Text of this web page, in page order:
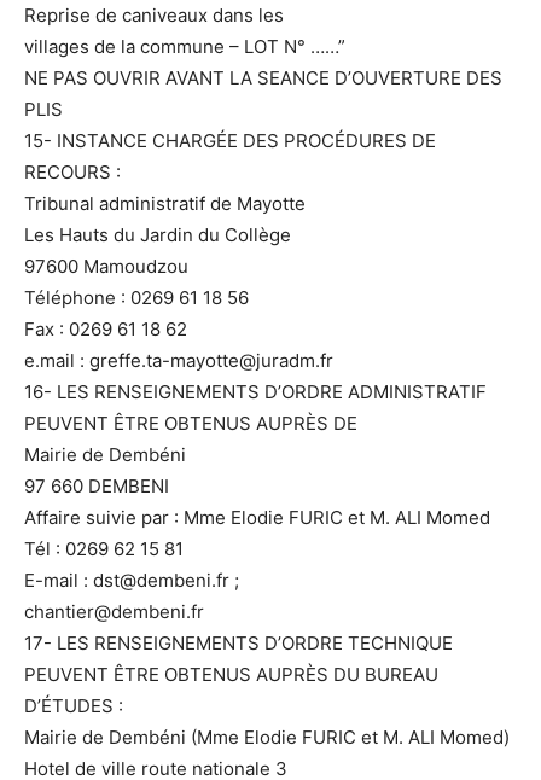
Reprise de caniveaux dans les
villages de la commune – LOT N° ……”
NE PAS OUVRIR AVANT LA SEANCE D’OUVERTURE DES
PLIS
15- INSTANCE CHARGÉE DES PROCÉDURES DE
RECOURS :
Tribunal administratif de Mayotte
Les Hauts du Jardin du Collège
97600 Mamoudzou
Téléphone : 0269 61 18 56
Fax : 0269 61 18 62
e.mail : greffe.ta-mayotte@juradm.fr
16- LES RENSEIGNEMENTS D’ORDRE ADMINISTRATIF
PEUVENT ÊTRE OBTENUS AUPRÈS DE
Mairie de Dembéni
97 660 DEMBENI
Affaire suivie par : Mme Elodie FURIC et M. ALI Momed
Tél : 0269 62 15 81
E-mail : dst@dembeni.fr ;
chantier@dembeni.fr
17- LES RENSEIGNEMENTS D’ORDRE TECHNIQUE
PEUVENT ÊTRE OBTENUS AUPRÈS DU BUREAU
D’ÉTUDES :
Mairie de Dembéni (Mme Elodie FURIC et M. ALI Momed)
Hotel de ville route nationale 3